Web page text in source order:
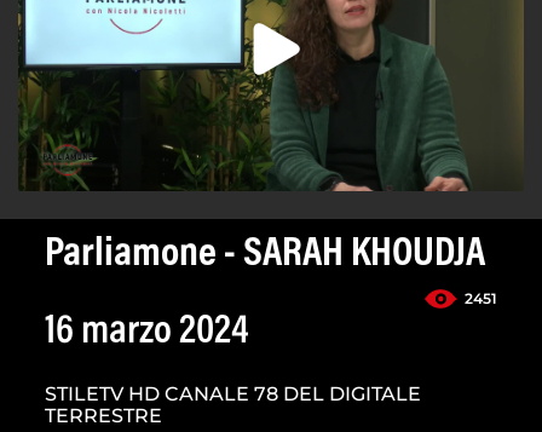
Parliamone - SARAH KHOUDJA
2451
16 marzo 2024
STILETV HD CANALE 78 DEL DIGITALE
TERRESTRE